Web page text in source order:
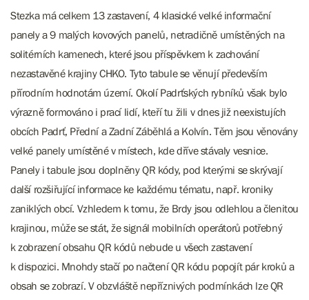
Stezka má celkem 13 zastavení, 4 klasické velké informační
panely a 9 malých kovových panelů, netradičně umístěných na
solitérních kamenech, které jsou příspěvkem k zachování
nezastavěné krajiny CHKO. Tyto tabule se věnují především
přírodním hodnotám území. Okolí Padrťských rybníků však bylo
výrazně formováno i prací lidí, kteří tu žili v dnes již neexistujích
obcích Padrť, Přední a Zadní Záběhlá a Kolvín. Těm jsou věnovány
velké panely umístěné v místech, kde dříve stávaly vesnice.
Panely i tabule jsou doplněny QR kódy, pod kterými se skrývají
další rozšiřující informace ke každému tématu, např. kroniky
zaniklých obcí. Vzhledem k tomu, že Brdy jsou odlehlou a členitou
krajinou, může se stát, že signál mobilních operátorů potřebný
k zobrazení obsahu QR kódů nebude u všech zastavení
k dispozici. Mnohdy stačí po načtení QR kódu popojít pár kroků a
obsah se zobrazí. V obzvláště nepříznivých podmínkách lze QR